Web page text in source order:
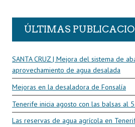
ÚLTIMAS
SANTA CRUZ | Mejora del sistema de
aprovechamiento de agua desalada
Mejoras en la desaladora de Fonsalía
Tenerife inicia agosto con las balsas al
Las reservas de agua agrícola en